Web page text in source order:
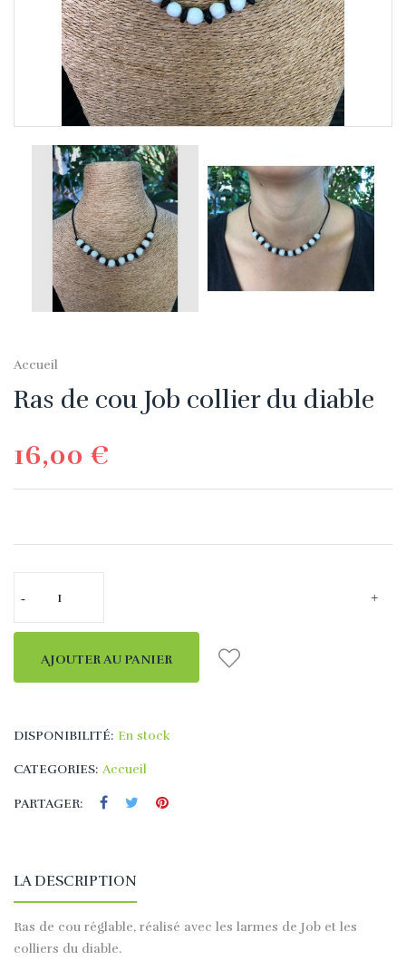
Accueil
Ras de cou Job collier du diable
16,00 €
AJOUTER AU PANIER
DISPONIBILITÉ: En stock
CATEGORIES: Accueil
PARTAGER:
LA DESCRIPTION
Ras de cou réglable, réalisé avec les larmes de Job et les
colliers du diable.